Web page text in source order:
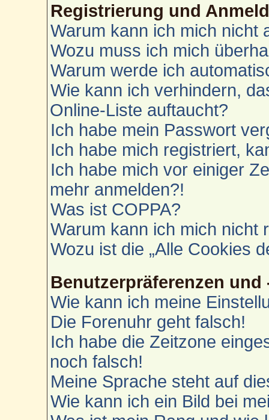
Registrierung und
Warum kann ich mich nicht
Wozu muss ich mich
Warum werde ich
Wie kann ich verhindern,
Online-Liste auftaucht?
Ich habe mein Passwort
Ich habe mich registriert,
Ich habe mich vor einiger
mehr anmelden?!
Was ist COPPA?
Warum kann ich mich nicht
Wozu ist die „Alle Cookies
Benutzerpräferenzen
Wie kann ich meine
Die Forenuhr geht falsch!
Ich habe die Zeitzone
noch falsch!
Meine Sprache steht auf
Wie kann ich ein Bild bei